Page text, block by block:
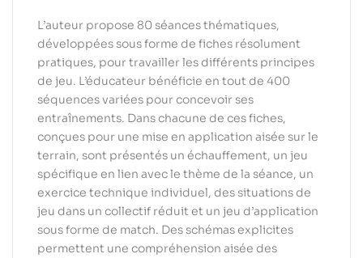
L’auteur propose 80 séances thématiques,
développées sous forme de fiches résolument
pratiques, pour travailler les différents principes
de jeu. L’éducateur bénéficie en tout de 400
séquences variées pour concevoir ses
entraînements. Dans chacune de ces fiches,
conçues pour une mise en application aisée sur le
terrain, sont présentés un échauffement, un jeu
spécifique en lien avec le thème de la séance, un
exercice technique individuel, des situations de
jeu dans un collectif réduit et un jeu d’application
sous forme de match. Des schémas explicites
permettent une compréhension aisée des